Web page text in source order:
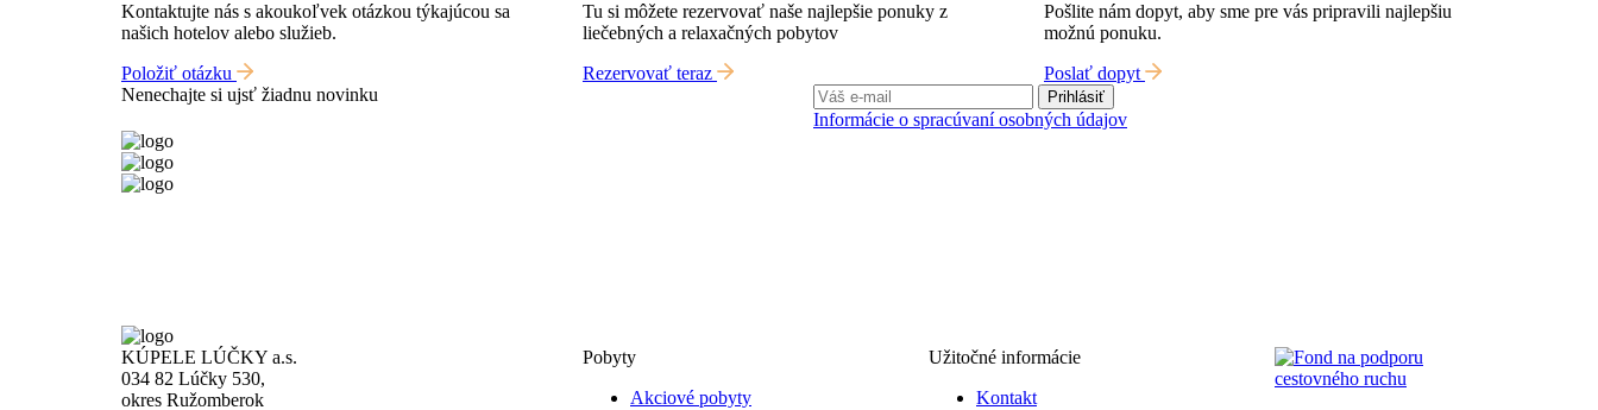
Kontaktujte nás s akoukoľvek otázkou týkajúcou sa
našich hotelov alebo služieb.
Položiť otázku
Tu si môžete rezervovať naše najlepšie ponuky z
liečebných a relaxačných pobytov
Rezervovať teraz
Pošlite nám dopyt, aby sme pre vás pripravili najlepšiu
možnú ponuku.
Poslať dopyt
Nenechajte si ujsť žiadnu novinku
Prihlásiť
Informácie o spracúvaní osobných údajov
KÚPELE LÚČKY a.s.
034 82 Lúčky 530,
okres Ružomberok
Pobyty
Akciové pobyty
Užitočné informácie
Kontakt